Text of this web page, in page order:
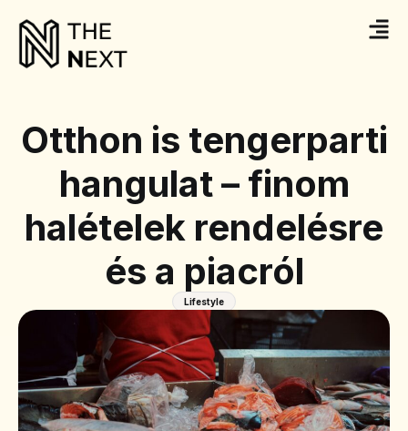
Otthon is tengerparti
hangulat – finom
halételek rendelésre
és a piacról
Lifestyle